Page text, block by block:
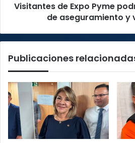
Visitantes de Expo Pyme
de aseguramiento y
Publicaciones